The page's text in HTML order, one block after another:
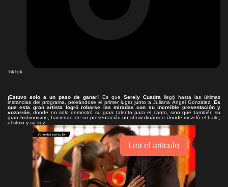
TikTok
¡Estuvo solo a un paso de ganar! Es que Serely Cuadra llegó hasta las últimas
instancias del programa, peleándose el primer lugar junto a Juliana Ángel Gonzalez. Es
que esta gran artista logró robarse las miradas con su increíble presentación y
vozarrón , donde no solo demostró su gran talento para el canto, sino que también su
gran histrionismo, haciendo de su presentación un show dinámico donde mezcló el baile,
el ritmo y su voz.
Lea el artículo